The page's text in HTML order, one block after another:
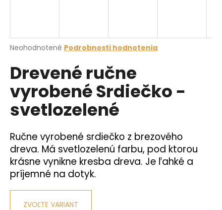
Priemerné
produktu
je
z
5
hviezdičiek.
Neohodnotené Podrobnosti hodnotenia
Drevené ručne
vyrobené Srdiečko -
svetlozelené
Ručne vyrobené srdiečko z brezového
dreva. Má svetlozelenú farbu, pod ktorou
krásne vynikne kresba dreva. Je ľahké a
príjemné na dotyk.
ZVOĽTE VARIANT
s
ť
?
HĽADAŤ
O
d
p
o